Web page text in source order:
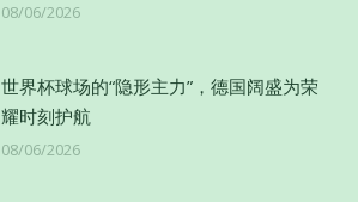
08/06/2026
世界杯球场的“隐形主力”，德国阔盛为荣
耀时刻护航
08/06/2026